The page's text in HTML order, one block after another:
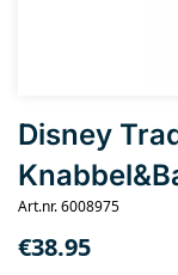
Disney
Art.nr. 6008975
€38.95